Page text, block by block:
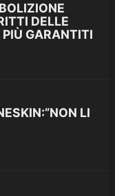
DELLE
GARANTITI
LI